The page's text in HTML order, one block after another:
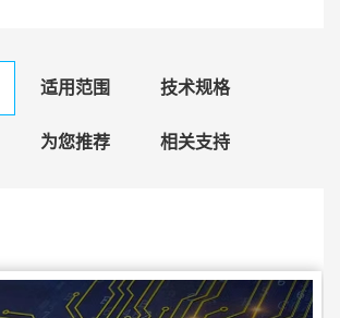
适用范围 技术规格
为您推荐 相关支持